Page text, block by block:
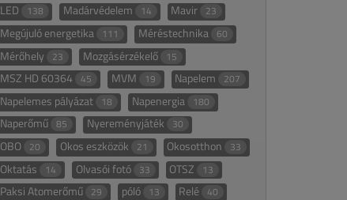
LED 138 Madárvédelem 14 Mavir 23
Megújuló energetika 111 Méréstechnika 60
Mérőhely 23 Mozgásérzékelő 15
MSZ HD 60364 45 MVM 19 Napelem 207
Napelemes pályázat 18 Napenergia 180
Naperőmű 85 Nyereményjáték 30
OBO 20 Okos eszközök 21 Okosotthon 33
Oktatás 14 Olvasói fotó 33 OTSZ 13
Paksi Atomerőmű 29 póló 13 Relé 40